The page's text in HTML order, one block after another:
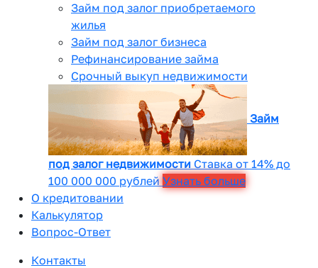
Займ под залог приобретаемого
жилья
Займ под залог бизнеса
Рефинансирование займа
Срочный выкуп недвижимости
Займ
под залог недвижимости Ставка от 14% до
100 000 000 рублей Узнать больше
О кредитовании
Калькулятор
Вопрос-Ответ
Контакты